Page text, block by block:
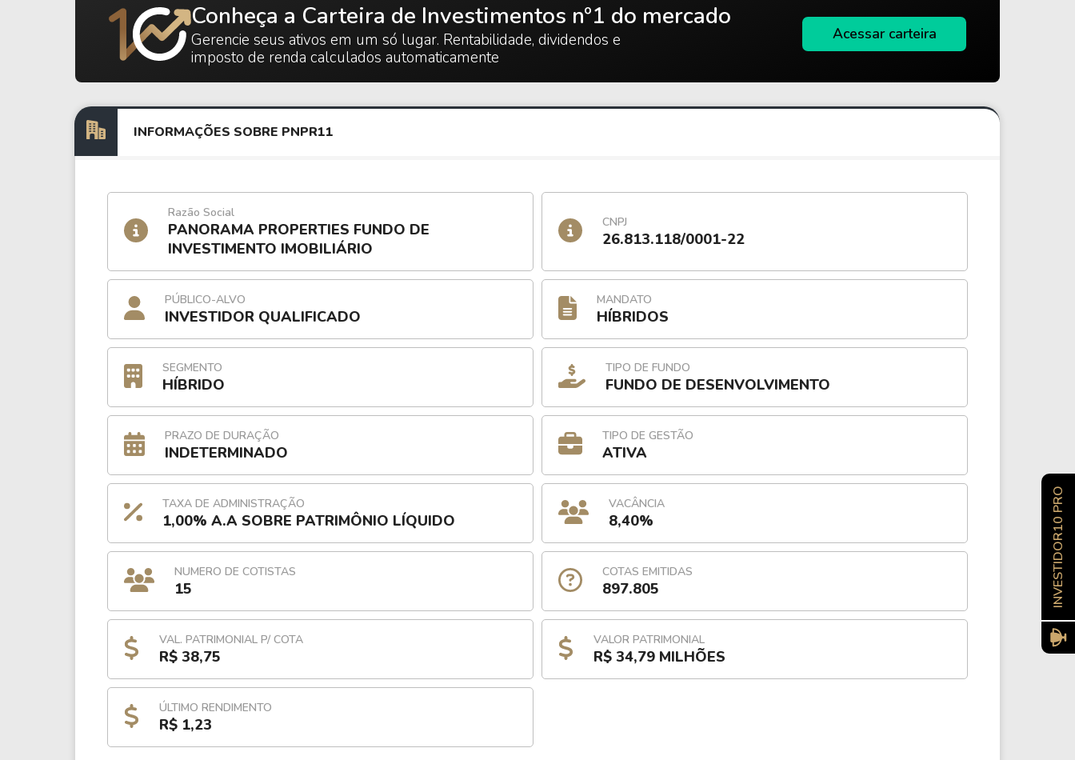
Conheça a Carteira de Investimentos nº1 do mercado
Gerencie seus ativos em um só lugar. Rentabilidade, dividendos e
imposto de renda calculados automaticamente
Acessar carteira
INFORMAÇÕES SOBRE PNPR11
Razão Social
PANORAMA PROPERTIES FUNDO DE
INVESTIMENTO IMOBILIÁRIO
CNPJ
26.813.118/0001-22
PÚBLICO-ALVO
INVESTIDOR QUALIFICADO
MANDATO
HÍBRIDOS
SEGMENTO
HÍBRIDO
TIPO DE FUNDO
FUNDO DE DESENVOLVIMENTO
PRAZO DE DURAÇÃO
INDETERMINADO
TIPO DE GESTÃO
ATIVA
TAXA DE ADMINISTRAÇÃO
1,00% A.A SOBRE PATRIMÔNIO LÍQUIDO
VACÂNCIA
8,40%
NUMERO DE COTISTAS
15
COTAS EMITIDAS
897.805
VAL. PATRIMONIAL P/ COTA
R$ 38,75
VALOR PATRIMONIAL
R$ 34,79 MILHÕES
ÚLTIMO RENDIMENTO
R$ 1,23
INVESTIDOR10 PRO